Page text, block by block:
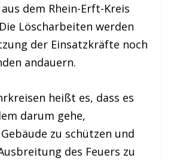
dem Rhein-Erft-Kreis
Löscharbeiten werden
der Einsatzkräfte noch
andauern.
heißt es, dass es
darum gehe,
zu schützen und
des Feuers zu